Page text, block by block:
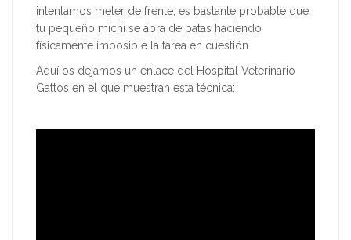
intentamos meter de frente, es bastante probable que
tu pequeño michi se abra de patas haciendo
físicamente imposible la tarea en cuestión.
Aquí os dejamos un enlace del Hospital Veterinario
Gattos en el que muestran esta técnica: